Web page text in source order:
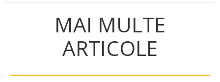
MAI MULTE
ARTICOLE